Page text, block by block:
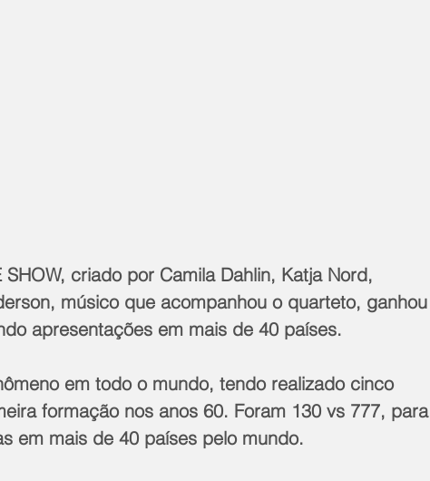
criado por Camila Dahlin, Katja Nord,
músico que acompanhou o quarteto, ganhou
apresentações em mais de 40 países.
em todo o mundo, tendo realizado cinco
formação nos anos 60. Foram 130 vs 777, para
em mais de 40 países pelo mundo.